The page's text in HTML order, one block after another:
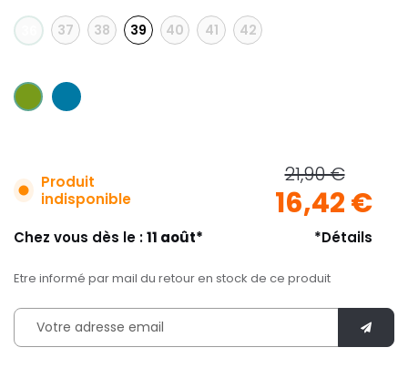
37 38 39 40 41 42
Produit
indisponible
21,90 €
16,42 €
Chez vous dès le :11 août* *Détails
Etre informé par mail du retour en stock de ce produit